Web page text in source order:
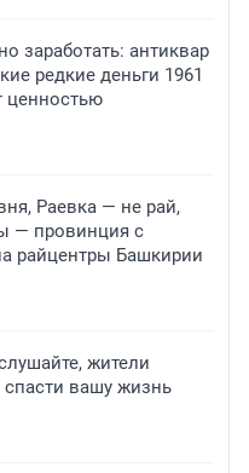
заработать: антиквар
редкие деньги 1961
ценностью
Раевка — не рай,
— провинция с
райцентры Башкирии
жители
вашу жизнь